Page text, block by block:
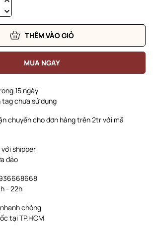
THÊM VÀO GIỎ
MUA NGAY
15 ngày
tag chưa sử dụng
chuyển cho đơn hàng trên 2tr với mã
shipper
đảo
- 22h
chóng
tại TP.HCM